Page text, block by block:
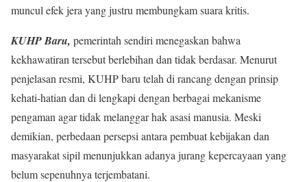
muncul efek jera yang justru membungkam suara kritis.
KUHP Baru, pemerintah sendiri menegaskan bahwa
kekhawatiran tersebut berlebihan dan tidak berdasar. Menurut
penjelasan resmi, KUHP baru telah di rancang dengan prinsip
kehati-hatian dan di lengkapi dengan berbagai mekanisme
pengaman agar tidak melanggar hak asasi manusia. Meski
demikian, perbedaan persepsi antara pembuat kebijakan dan
masyarakat sipil menunjukkan adanya jurang kepercayaan yang
belum sepenuhnya terjembatani.